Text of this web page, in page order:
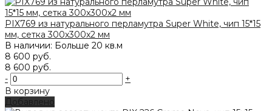
PIX769 из натурального перламутра Super White, чип 15*15
мм, сетка 300х300х2 мм
В наличии: Больше 20 кв.м
8 600 руб.
8 600 руб.
-
+
В корзину
Добавлено